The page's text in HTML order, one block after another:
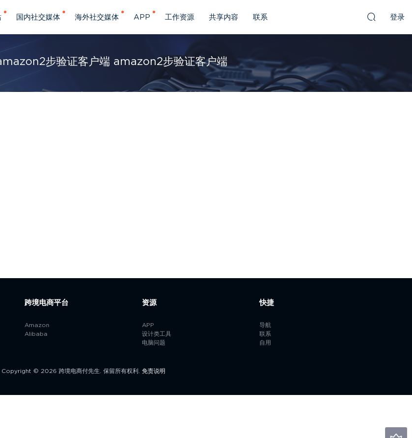
国内社交媒体 海外社交媒体 APP 工作资源 共享内容 联系 登录
步验证客户端 amazon2步验证客户端
跨境电商平台
Amazon
Alibaba
资源
APP
设计类工具
电脑问题
快捷
导航
联系
自用
Copyright © 2026 跨境电商付先生. 保留所有权利. 免责说明